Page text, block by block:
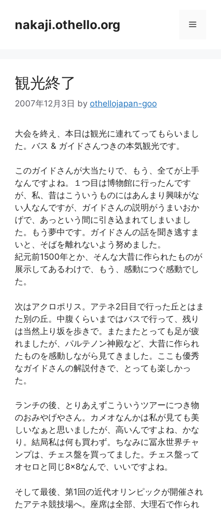
nakaji.othello.org メ
観光終了
2007年12月3日 by othellojapan-goo
大会を終え、本日は観光に連れてってもらいまし
た。バス & ガイドさんつきの本気観光です。
このガイドさんが大当たりで、もう、全てが上手
なんですよね。１つ目は博物館に行ったんです
が、私、昔はこういうものにはあんまり興味がな
い人なんですが、ガイドさんの説明がうまいおか
げで、あっという間に引き込まれてしまいまし
た。もう夢中です。ガイドさんの話を聞き逃すま
いと、そばを離れないよう努めました。
紀元前1500年とか、そんな大昔に作られたものが
展示してあるわけで、もう、感動につぐ感動でし
た。
次はアクロポリス。アテネ2日目で行った丘とはま
た別の丘。中腹くらいまではバスで行って、残り
は当然上り坂を歩きで。またまたとっても足が疲
れましたが、パルテノン神殿など、大昔に作られ
たものを感動しながら見てきました。ここも優秀
なガイドさんの解説付きで、とっても楽しかっ
た。
ランチの後、とりあえずこういうツアーにつき物
のおみやげやさん。カメオなんかは私が見ても美
しいなぁと思いましたが、高いんですよね、かな
り。結局私は何も買わず。ちなみに冨永世界チャ
ンプは、チェス盤を買ってました。チェス盤って
オセロと同じ8×8なんで、いいですよね。
そして最後、第1回の近代オリンピックが開催され
たアテネ競技場へ。座席は全部、大理石で作られ